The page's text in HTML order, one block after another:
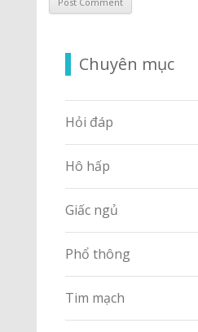
Chuyên mục
Hỏi đáp
Hô hấp
Giấc ngủ
Phổ thông
Tim mạch